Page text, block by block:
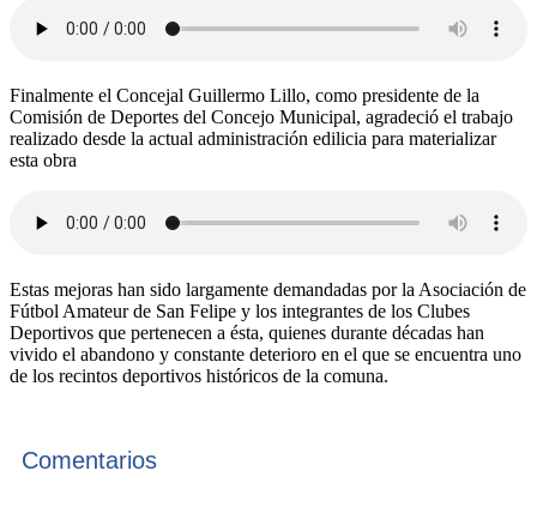
Finalmente el Concejal Guillermo Lillo, como presidente de la
Comisión de Deportes del Concejo Municipal, agradeció el trabajo
realizado desde la actual administración edilicia para materializar
esta obra
Estas mejoras han sido largamente demandadas por la Asociación de
Fútbol Amateur de San Felipe y los integrantes de los Clubes
Deportivos que pertenecen a ésta, quienes durante décadas han
vivido el abandono y constante deterioro en el que se encuentra uno
de los recintos deportivos históricos de la comuna.
Comentarios